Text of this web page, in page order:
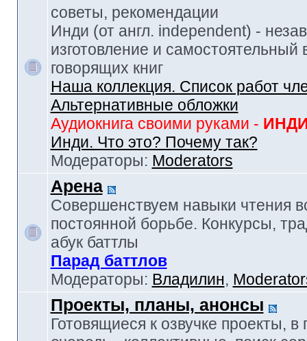
советы, рекомендации
Инди (от англ. independent) -
изготовление и самостоятельный
говорящих книг
Наша коллекция. Список работ
Альтернативные обложки
Аудиокнига своими руками -
Инди. Что это? Почему так?
Модераторы: Moderators
Арена
Совершенствуем навыки чтения
постоянной борьбе. Конкурсы,
абук баттлы
Парад баттлов
Модераторы: Владилин,
Проекты, планы, анонсы
Готовящиеся к озвучке проекты, в